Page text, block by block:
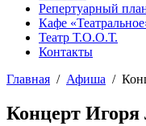
Репертуарный
Кафе
Театр Т.О.О.Т.
Контакты
Главная / Афиша /
Концерт Игоря